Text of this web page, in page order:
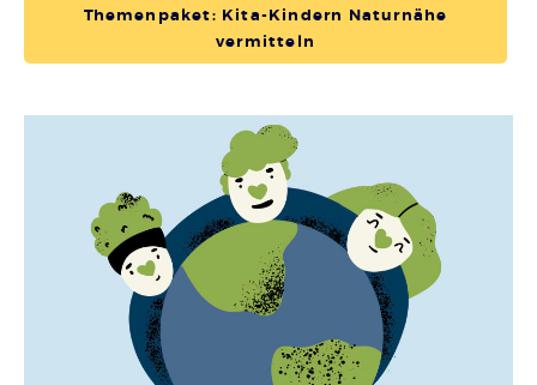
Themenpaket: Kita-Kindern Naturnähe
vermitteln